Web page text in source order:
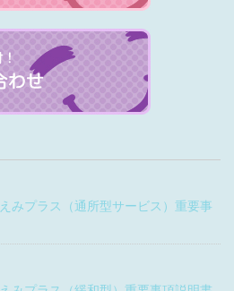
みプラス（通所型サービス）重要事